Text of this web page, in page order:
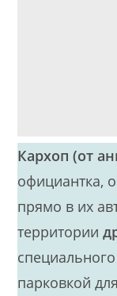
Кархоп (от
официантка,
прямо в их
территории
парковкой